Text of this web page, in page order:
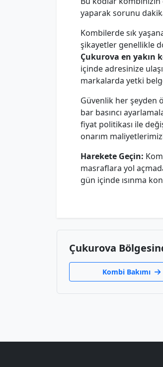
yaparak sorunu
Kombilerde sık
şikayetler genellikle
Çukurova en yakın
içinde adresinize
markalarda yetki
Güvenlik her şeyden
bar basıncı
fiyat politikası ile
onarım
Harekete Geçin:
masraflara yol
gün içinde ısınma
Çukurova
Kombi Bakımı